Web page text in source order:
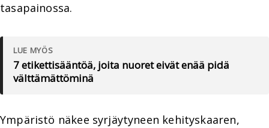
tasapainossa.
LUE MYÖS
7 etikettisääntöä, joita nuoret eivät enää pidä
välttämättöminä
Ympäristö näkee syrjäytyneen kehityskaaren,